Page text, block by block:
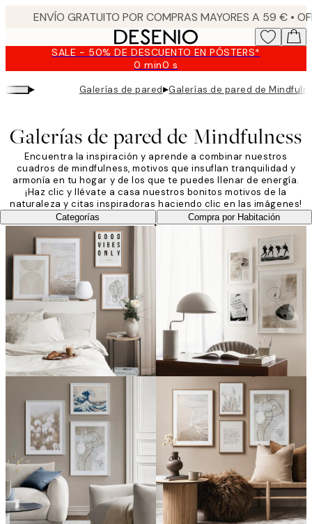
SALE - 50% DE DESCUENTO EN PÓSTERS*
0 min0 s
Válido
hasta:
2026-
▸ Galerías de pared▸Galerías de pared de
Galerías de pared de Mindfulness
Encuentra la inspiración y aprende a combinar nuestros
cuadros de mindfulness, motivos que insuflan tranquilidad y
armonía en tu hogar y de los que te puedes llenar de energía.
¡Haz clic y llévate a casa nuestros bonitos motivos de la
naturaleza y citas inspiradoras haciendo clic en las imágenes!
Categorías Compra por Habitación